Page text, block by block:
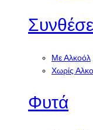
Με Αλκοόλ
Χωρίς
Φυτά